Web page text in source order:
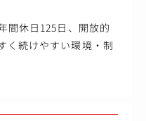
間休日125日、開放的
く続けやすい環境・制